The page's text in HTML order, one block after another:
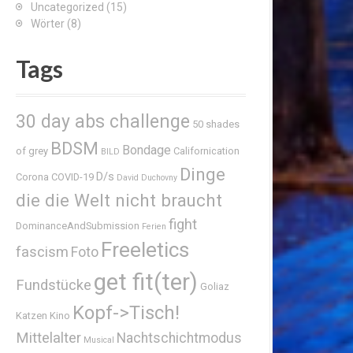
Uncategorized (15)
Wörter (8)
Tags
30 day abs challenge 50 shades
of grey BDSM BILD Bondage Californication
Corona COVID-19 D/s David Duchovny Dinge
die die Welt nicht braucht
DominanceAndSubmission Ferien fight
fascism Foto Freeletics
Fundstücke get fit(ter) Goliaz
Katzen Kino Kopf->Tisch!
Mittelalter Musical Nachtschichtmodus